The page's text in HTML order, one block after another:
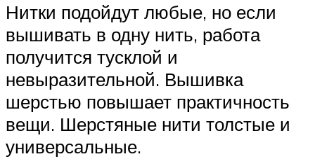
Нитки подойдут любые, но если
вышивать в одну нить, работа
получится тусклой и
невыразительной. Вышивка
шерстью повышает практичность
вещи. Шерстяные нити толстые и
универсальные.